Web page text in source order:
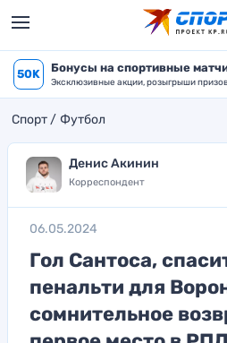
50K Бонусы на спортивные
Эксклюзивные акции, розыгрыши призов
Спорт Футбол
Денис Акинин
Корреспондент
06.05.2024
Гол Сантоса,
пенальти для
сомнительное